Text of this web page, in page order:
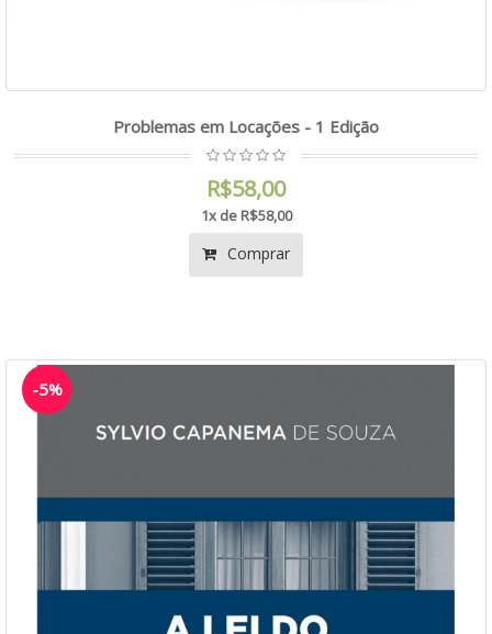
Problemas em Locações - 1 Edição
R$58,00
1x de R$58,00
Comprar
-5%